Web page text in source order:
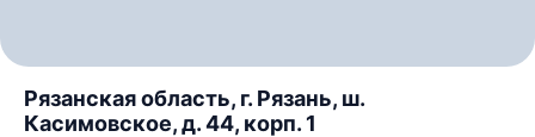
Рязанская область, г. Рязань, ш.
Касимовское, д. 44, корп. 1